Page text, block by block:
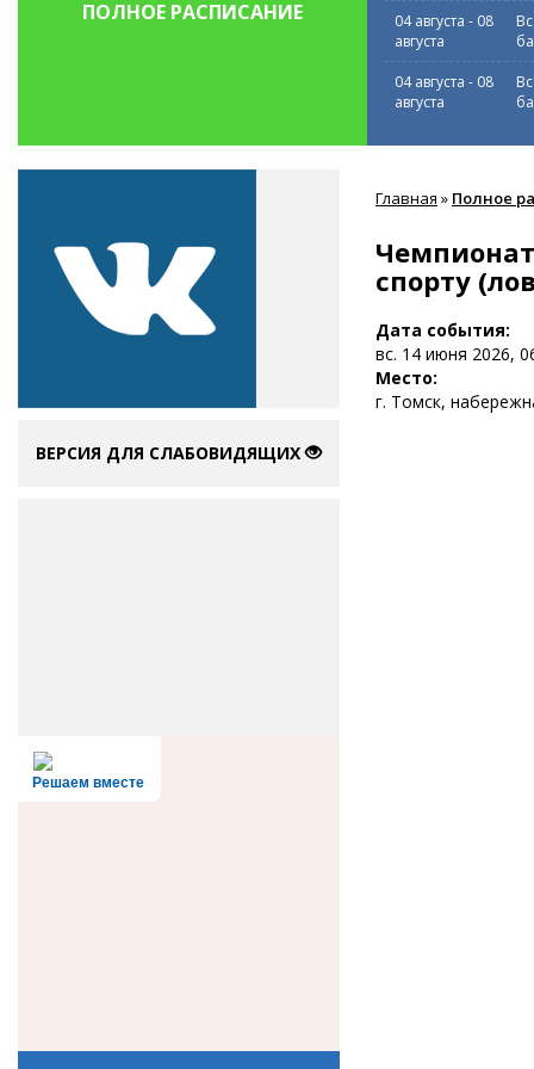
ПОЛНОЕ РАСПИСАНИЕ
04 августа - 08
августа
04 августа - 08
августа
ВЕРСИЯ ДЛЯ СЛАБОВИДЯЩИХ
Решаем вместе
здесь
Главная » Полное
спорту
Дата события:
вс. 14 июня 2026,
Место:
г. Томск,